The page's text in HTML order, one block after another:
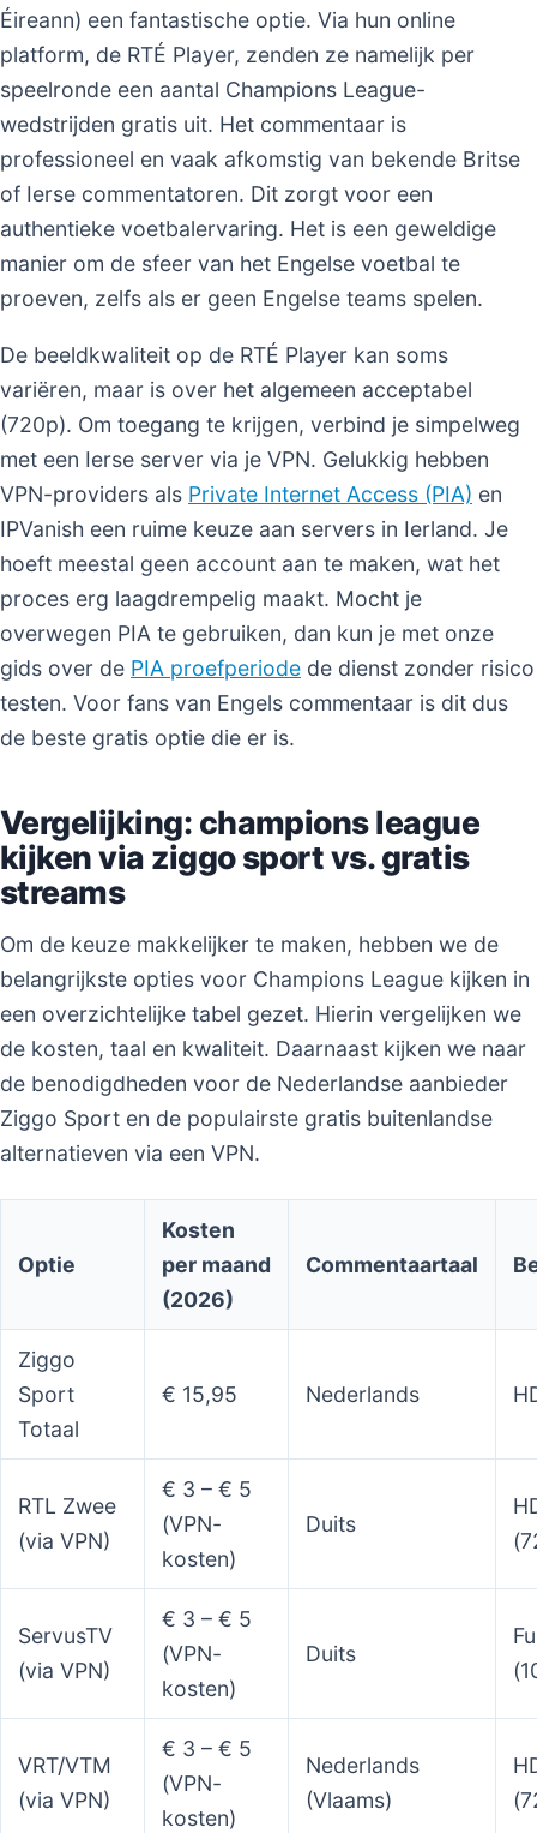
Éireann) een fantastische optie. Via hun online
platform, de RTÉ Player, zenden ze namelijk per
speelronde een aantal Champions League-
wedstrijden gratis uit. Het commentaar is
professioneel en vaak afkomstig van bekende Britse
of Ierse commentatoren. Dit zorgt voor een
authentieke voetbalervaring. Het is een geweldige
manier om de sfeer van het Engelse voetbal te
proeven, zelfs als er geen Engelse teams spelen.
De beeldkwaliteit op de RTÉ Player kan soms
variëren, maar is over het algemeen acceptabel
(720p). Om toegang te krijgen, verbind je simpelweg
met een Ierse server via je VPN. Gelukkig hebben
VPN-providers als Private Internet Access (PIA) en
IPVanish een ruime keuze aan servers in Ierland. Je
hoeft meestal geen account aan te maken, wat het
proces erg laagdrempelig maakt. Mocht je
overwegen PIA te gebruiken, dan kun je met onze
gids over de PIA proefperiode de dienst zonder risico
testen. Voor fans van Engels commentaar is dit dus
de beste gratis optie die er is.
Vergelijking: champions league
kijken via ziggo sport vs. gratis
streams
Om de keuze makkelijker te maken, hebben we de
belangrijkste opties voor Champions League kijken in
een overzichtelijke tabel gezet. Hierin vergelijken we
de kosten, taal en kwaliteit. Daarnaast kijken we naar
de benodigdheden voor de Nederlandse aanbieder
Ziggo Sport en de populairste gratis buitenlandse
alternatieven via een VPN.
Optie
Kosten
per maand
(2026)
Commentaartaal
Ziggo
Sport
Totaal
€ 15,95 Nederlands
RTL Zwee
(via VPN)
€ 3 – € 5
(VPN-
kosten)
Duits
ServusTV
(via VPN)
€ 3 – € 5
(VPN-
kosten)
Duits
VRT/VTM
(via VPN)
€ 3 – € 5
(VPN-
kosten)
Nederlands
(Vlaams)